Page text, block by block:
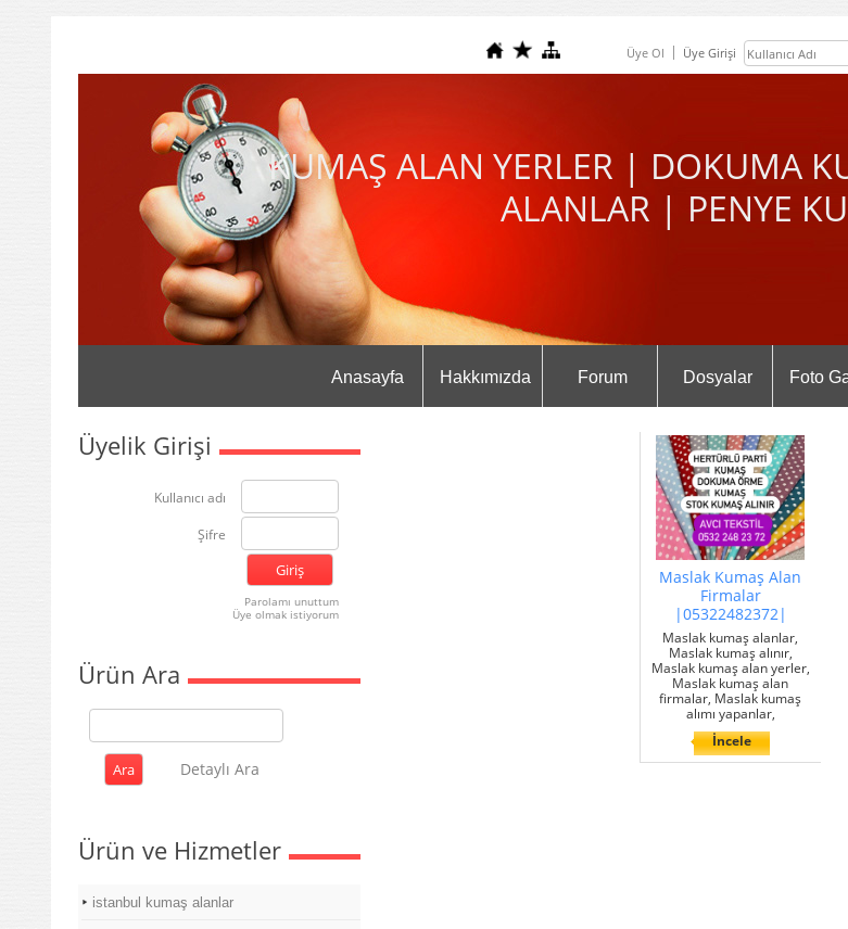
Üye Ol Üye Girişi
KUMAŞ ALAN YERLER | DOKUMA
ALANLAR | PENYE
Anasayfa Hakkımızda Forum Dosyalar Foto
Üyelik Girişi
Kullanıcı adı
Şifre
Parolamı unuttum
Üye olmak istiyorum
Ürün Ara
Detaylı Ara
Ürün ve Hizmetler
istanbul kumaş alanlar
Maslak Kumaş Alan
Firmalar
|05322482372|
Maslak kumaş alanlar,
Maslak kumaş alınır,
Maslak kumaş alan yerler,
Maslak kumaş alan
firmalar, Maslak kumaş
alımı yapanlar,
İncele